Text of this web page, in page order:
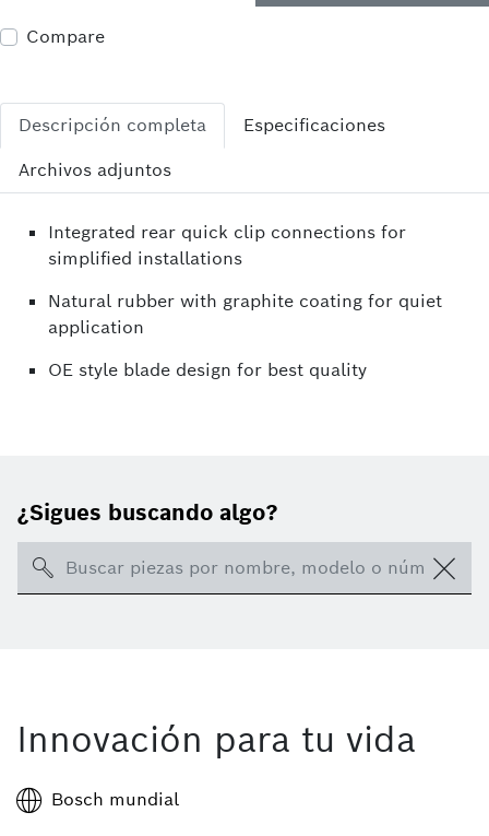
Compare
Descripción completa
Especificaciones
Archivos adjuntos
Integrated rear quick clip connections for
simplified installations
Natural rubber with graphite coating for quiet
application
OE style blade design for best quality
¿Sigues buscando algo?
Search
Innovación para tu vida
Bosch mundial